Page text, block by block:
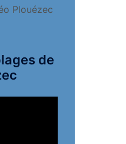
Plouézec
de